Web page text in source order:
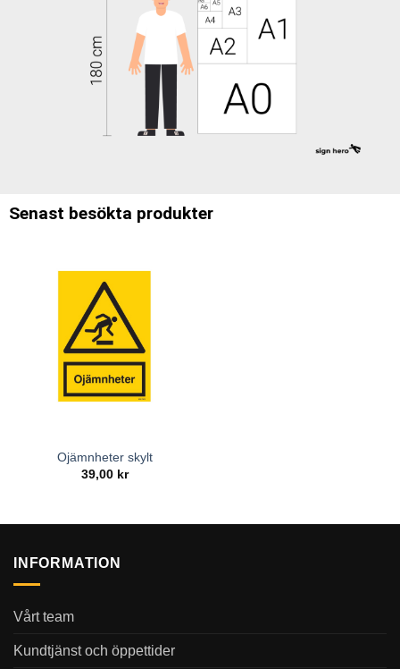
Senast besökta produkter
Ojämnheter skylt
39,00 kr
INFORMATION
Vårt team
Kundtjänst och öppettider